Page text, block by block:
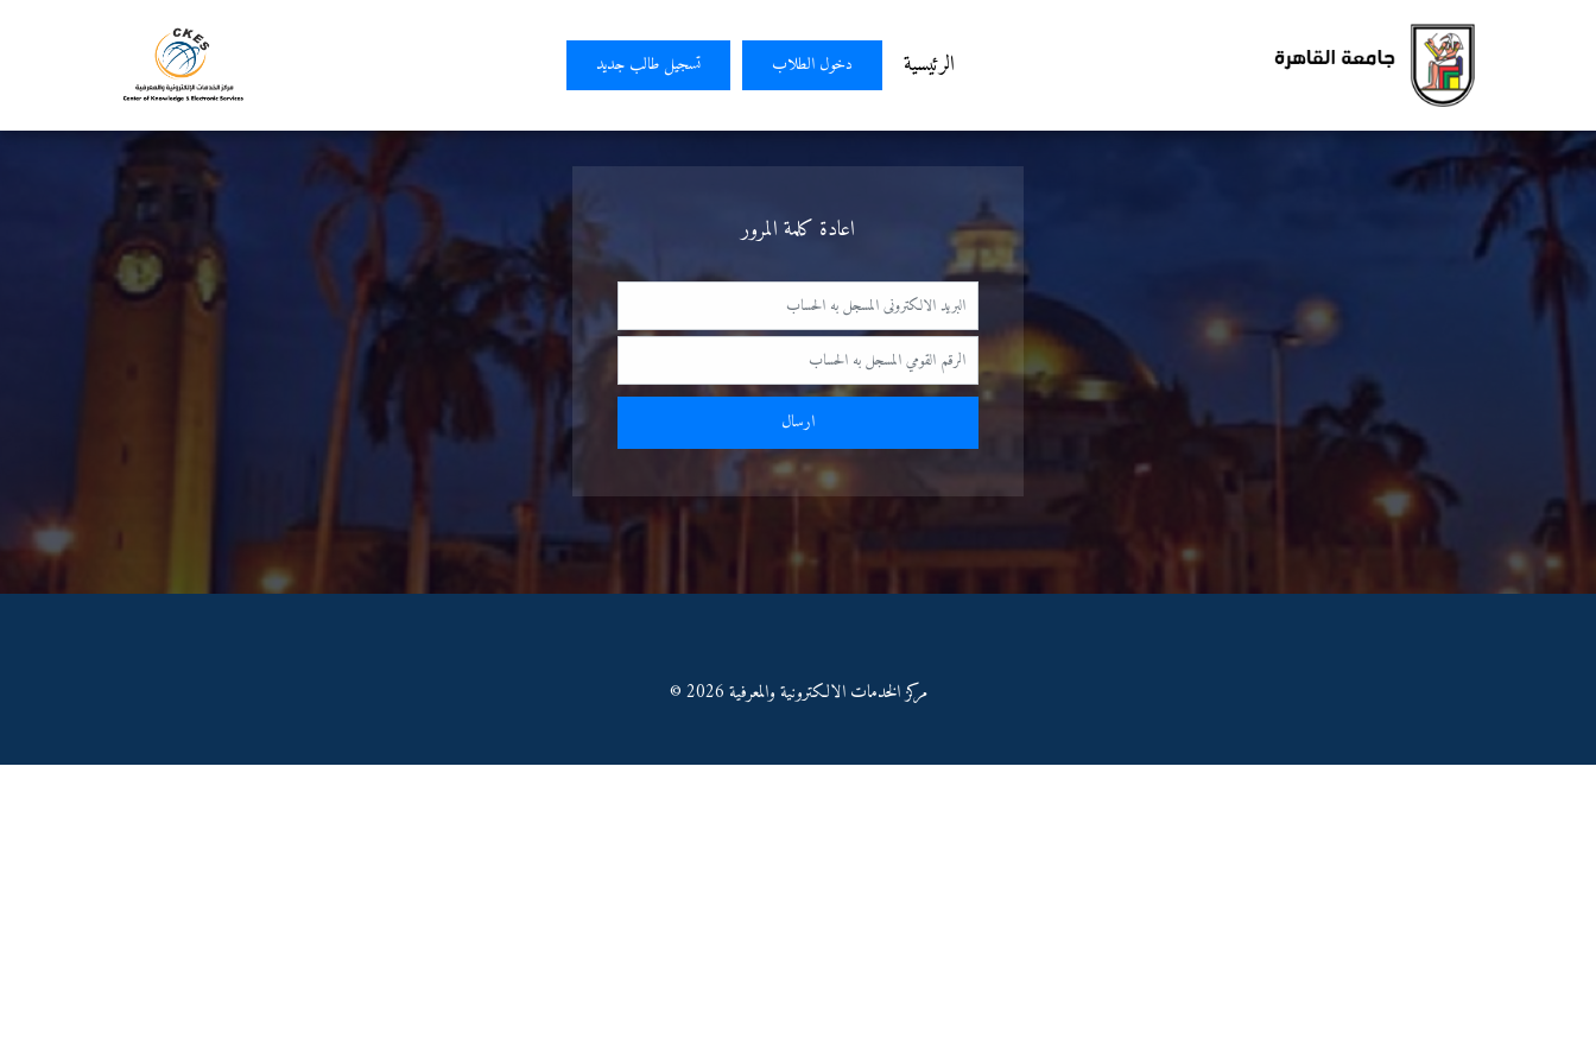
الرئيسية دخول الطلاب تسجيل طالب جديد
اعادة كلمة المرور
© مركز الخدمات الالكترونية والمعرفية 2026